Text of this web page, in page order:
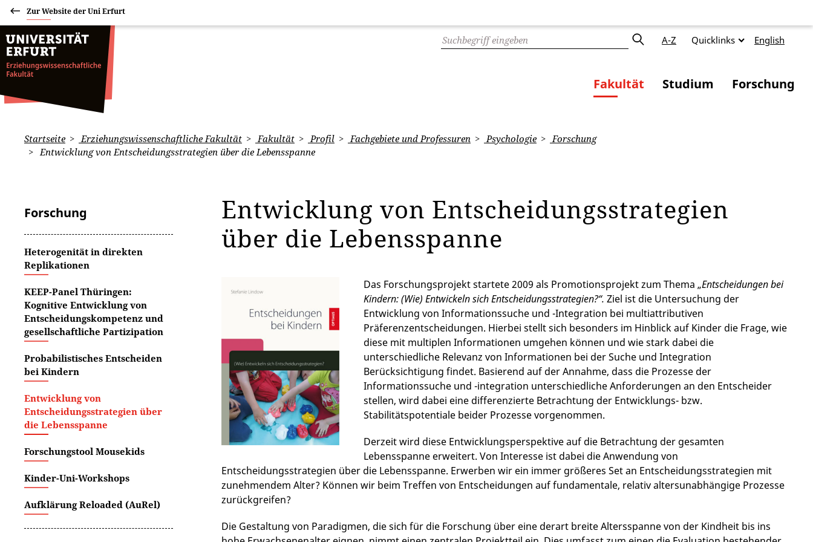
Zur Website der Uni Erfurt
A-Z Quicklinks English
Fakultät Studium Forschung
Startseite Erziehungswissenschaftliche Fakultät Fakultät Profil Fachgebiete und Professuren Psychologie
Forschung
Entwicklung von Entscheidungsstrategien über die Lebensspanne
Forschung
Heterogenität in direkten
Replikationen
KEEP-Panel Thüringen:
Kognitive Entwicklung von
Entscheidungskompetenz und
gesellschaftliche Partizipation
Probabilistisches Entscheiden
bei Kindern
Entwicklung von
Entscheidungsstrategien über
die Lebensspanne
Forschungstool Mousekids
Kinder-Uni-Workshops
Aufklärung Reloaded (AuRel)
Entwicklung von Entscheidungsstrategien
über die Lebensspanne
Das Forschungsprojekt startete 2009 als Promotionsprojekt zum Thema „Entscheidungen bei
Kindern: (Wie) Entwickeln sich Entscheidungsstrategien?“. Ziel ist die Untersuchung der
Entwicklung von Informationssuche und -Integration bei multiattributiven
Präferenzentscheidungen. Hierbei stellt sich besonders im Hinblick auf Kinder die Frage, wie
diese mit multiplen Informationen umgehen können und wie stark dabei die
unterschiedliche Relevanz von Informationen bei der Suche und Integration
Berücksichtigung findet. Basierend auf der Annahme, dass die Prozesse der
Informationssuche und -integration unterschiedliche Anforderungen an den Entscheider
stellen, wird dabei eine differenzierte Betrachtung der Entwicklungs- bzw.
Stabilitätspotentiale beider Prozesse vorgenommen.
Derzeit wird diese Entwicklungsperspektive auf die Betrachtung der gesamten
Lebensspanne erweitert. Von Interesse ist dabei die Anwendung von
Entscheidungsstrategien über die Lebensspanne. Erwerben wir ein immer größeres Set an Entscheidungsstrategien mit
zunehmendem Alter? Können wir beim Treffen von Entscheidungen auf fundamentale, relativ altersunabhängige Prozesse
zurückgreifen?
Die Gestaltung von Paradigmen, die sich für die Forschung über eine derart breite Altersspanne von der Kindheit bis ins